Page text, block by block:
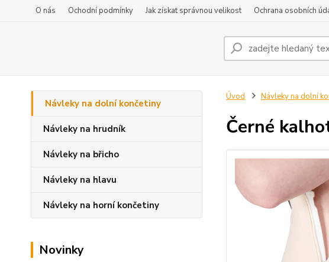
O nás Ochodní podmínky Jak získat správnou velikost Ochrana osobních
Návleky na dolní končetiny
Návleky na hrudník
Návleky na břicho
Návleky na hlavu
Návleky na horní končetiny
Novinky
Úvod Návleky na dolní
Černé